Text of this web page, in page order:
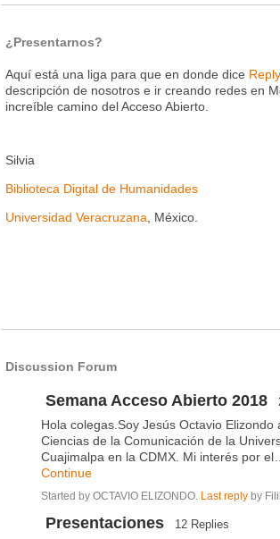
¿Presentarnos?
Aquí está una liga para que en donde dice
descripción de nosotros e ir creando redes en
increíble camino del Acceso Abierto.
Silvia
Biblioteca Digital de Humanidades
Universidad Veracruzana , México.
Discussion Forum
Semana Acceso Abierto 2018
Hola colegas.Soy Jesús Octavio
Ciencias de la Comunicación de la
Cuajimalpa en la CDMX. Mi interés por el…
Continue
Started by OCTAVIO ELIZONDO. Last reply by
Presentaciones 12 Replies